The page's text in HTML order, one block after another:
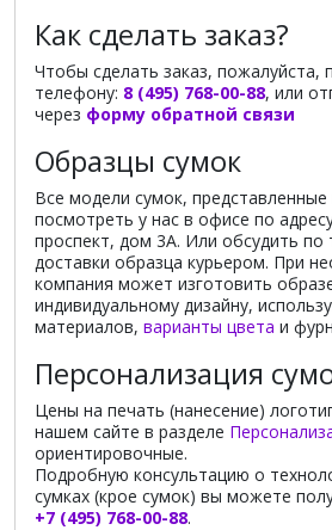
Как сделать заказ?
Чтобы сделать заказ, пожалуйста,
телефону: 8 (495) 768-00-88, или
через форму обратной связи
Образцы сумок
Все модели сумок,
посмотреть у нас в офисе по
проспект, дом 3А. Или обсудить по
доставки образца курьером. При
компания может изготовить
индивидуальному дизайну,
материалов, варианты цвета и
Персонализация
Цены на печать (нанесение)
нашем сайте в разделе
ориентировочные.
Подробную консультацию о
сумках (крое сумок) вы можете
+7 (495) 768-00-88.